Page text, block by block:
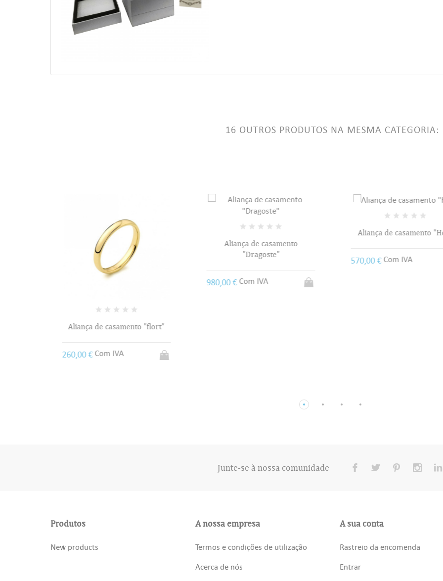
16 OUTROS PRODUTOS NA MESMA CATEGORIA:
Aliança de casamento "flort"
260,00 € Com IVA
Aliança de casamento
"Dragoste"
980,00 € Com IVA
Aliança de casamento
570,00 € Com IVA
Junte-se à nossa comunidade
Produtos
New products
A nossa empresa
Termos e condições de utilização
Acerca de nós
A sua conta
Rastreio da encomenda
Entrar